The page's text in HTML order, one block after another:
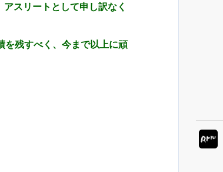
スリートとして申し訳なく
を残すべく、今まで以上に頑